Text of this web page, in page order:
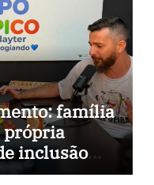
família
própria
inclusão
podcast